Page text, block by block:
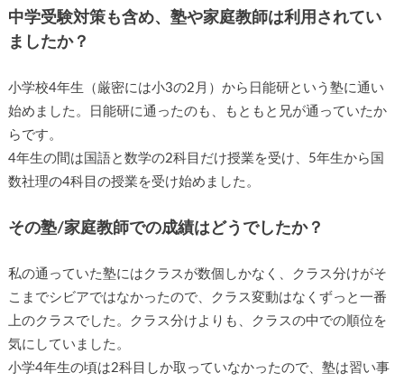
中学受験対策も含め、塾や家庭教師は利用されてい
ましたか？
小学校4年生（厳密には小3の2月）から日能研という塾に通い
始めました。日能研に通ったのも、もともと兄が通っていたか
らです。
4年生の間は国語と数学の2科目だけ授業を受け、5年生から国
数社理の4科目の授業を受け始めました。
その塾/家庭教師での成績はどうでしたか？
私の通っていた塾にはクラスが数個しかなく、クラス分けがそ
こまでシビアではなかったので、クラス変動はなくずっと一番
上のクラスでした。クラス分けよりも、クラスの中での順位を
気にしていました。
小学4年生の頃は2科目しか取っていなかったので、塾は習い事